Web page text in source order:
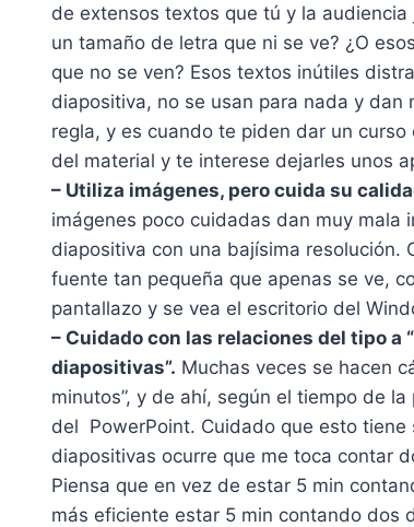
de extensos textos que tú y la
un tamaño de letra que ni se ve? ¿O
que no se ven? Esos textos inútiles
diapositiva, no se usan para nada y dan
regla, y es cuando te piden dar un
del material y te interese dejarles unos
– Utiliza imágenes, pero cuida su
imágenes poco cuidadas dan muy mala
diapositiva con una bajísima resolución.
fuente tan pequeña que apenas se ve,
pantallazo y se vea el escritorio del
– Cuidado con las relaciones del tipo
diapositivas”. Muchas veces se hacen
minutos”, y de ahí, según el tiempo de
del PowerPoint. Cuidado que esto tiene
diapositivas ocurre que me toca contar
Piensa que en vez de estar 5 min
más eficiente estar 5 min contando dos